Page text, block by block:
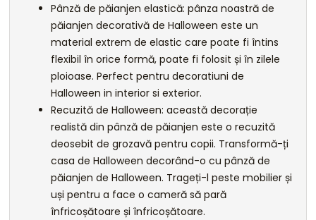
Pânză de păianjen elastică: pânza noastră de
păianjen decorativă de Halloween este un
material extrem de elastic care poate fi întins
flexibil în orice formă, poate fi folosit și în zilele
ploioase. Perfect pentru decoratiuni de
Halloween in interior si exterior.
Recuzită de Halloween: această decorație
realistă din pânză de păianjen este o recuzită
deosebit de grozavă pentru copii. Transformă-ți
casa de Halloween decorând-o cu pânză de
păianjen de Halloween. Trageți-l peste mobilier și
uși pentru a face o cameră să pară
înfricoșătoare și înfricoșătoare.